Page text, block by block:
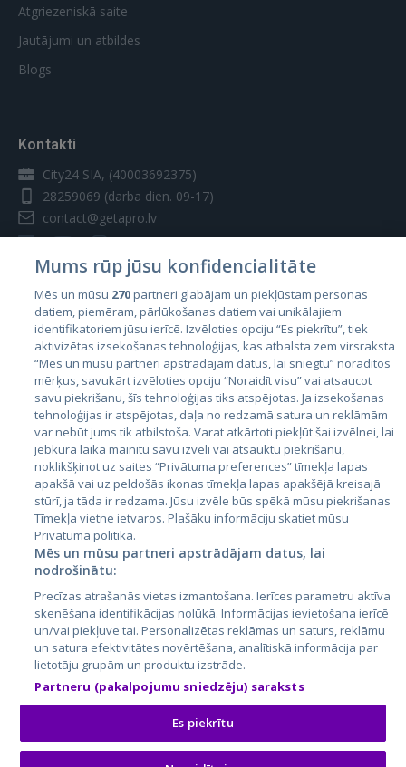
Atgriezeniskā saite
Jautājumi un atbildes
Blogs
Kontakti
City24 SIA, (40003692375)
28259069 (darba dien. 09-17)
contact@getapro.lv
Valstis
Igaunija
Latvija
Lietuva
City24.lv
City24.ee
GetaPro.lv
GetaPro.ee
Skelbiu.lt
Autoplius.lt
Aruodas.lt
Kainos.lt
Paslaugos.lt
auto24.ee
KV.ee
Osta.ee
KuldneBörs.ee
Mums rūp jūsu konfidencialitāte
Mēs un mūsu 270partneri glabājam un piekļūstam personas
datiem, piemēram, pārlūkošanas datiem vai unikālajiem
identifikatoriem jūsu ierīcē. Izvēloties opciju “Es piekrītu”, tiek
aktivizētas izsekošanas tehnoloģijas, kas atbalsta zem virsraksta
“Mēs un mūsu partneri apstrādājam datus, lai sniegtu” norādītos
mērķus, savukārt izvēloties opciju “Noraidīt visu” vai atsaucot
savu piekrišanu, šīs tehnoloģijas tiks atspējotas. Ja izsekošanas
tehnoloģijas ir atspējotas, daļa no redzamā satura un reklāmām
var nebūt jums tik atbilstoša. Varat atkārtoti piekļūt šai izvēlnei, lai
jebkurā laikā mainītu savu izvēli vai atsauktu piekrišanu,
noklikšķinot uz saites “Privātuma preferences” tīmekļa lapas
apakšā vai uz peldošās ikonas tīmekļa lapas apakšējā kreisajā
stūrī, ja tāda ir redzama. Jūsu izvēle būs spēkā mūsu piekrišanas
Tīmekļa vietne ietvaros. Plašāku informāciju skatiet mūsu
Privātuma politikā.
Mēs un mūsu partneri apstrādājam datus, lai
nodrošinātu:
Precīzas atrašanās vietas izmantošana. Ierīces parametru aktīva
skenēšana identifikācijas nolūkā. Informācijas ievietošana ierīcē
un/vai piekļuve tai. Personalizētas reklāmas un saturs, reklāmu
un satura efektivitātes novērtēšana, analītiskā informācija par
lietotāju grupām un produktu izstrāde.
Partneru (pakalpojumu sniedzēju) saraksts
Es piekrītu